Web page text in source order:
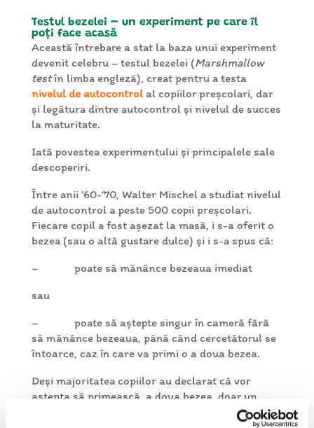
Testul bezelei – un experiment pe care îl
poți face acasă
Această întrebare a stat la baza unui experiment
devenit celebru – testul bezelei (Marshmallow
testîn limba engleză), creat pentru a testa
nivelul de autocontrolal copiilor preșcolari, dar
și legătura dintre autocontrol și nivelul de succes
la maturitate.
Iată povestea experimentului și principalele sale
descoperiri.
Între anii ’60-‘70, Walter Mischel a studiat nivelul
de autocontrol a peste 500 copii preșcolari.
Fiecare copil a fost așezat la masă, i s-a oferit o
bezea (sau o altă gustare dulce) și i s-a spus că:
– poate să mănânce bezeaua imediat
sau
– poate să aștepte singur în cameră fără
să mănânce bezeaua, până când cercetătorul se
întoarce, caz în care va primi o a doua bezea.
Deși majoritatea copiilor au declarat că vor
aștepta să primească a doua bezea, doar un
număr limitat de copii au reușit să facă acest